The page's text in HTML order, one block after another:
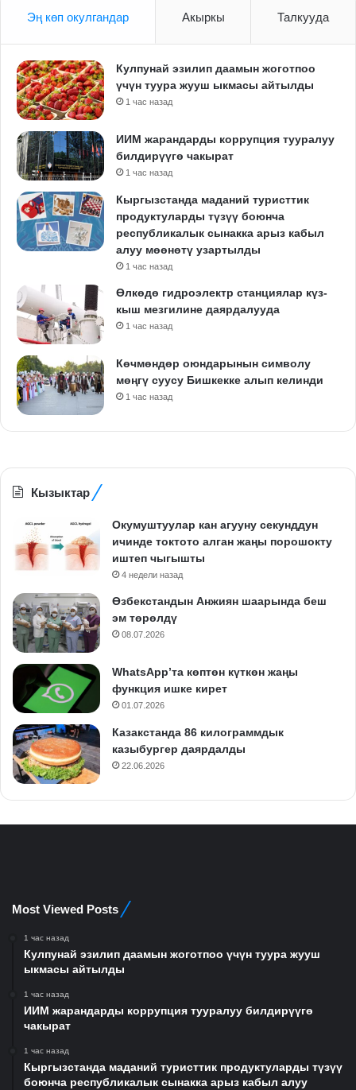
Эң көп окулгандар Акыркы Талкууда
Кулпунай эзилип даамын жоготпоо
үчүн туура жууш ыкмасы айтылды
1 час назад
ИИМ жарандарды коррупция тууралуу
билдирүүгө чакырат
1 час назад
Кыргызстанда маданий туристтик
продуктуларды түзүү боюнча
республикалык сынакка арыз кабыл
алуу мөөнөтү узартылды
1 час назад
Өлкөдө гидроэлектр станциялар күз-
кыш мезгилине даярдалууда
1 час назад
Көчмөндөр оюндарынын символу
мөңгү суусу Бишкекке алып келинди
1 час назад
Кызыктар
Окумуштуулар кан агууну секунддун
ичинде токтото алган жаңы порошокту
иштеп чыгышты
4 недели назад
Өзбекстандын Анжиян шаарында беш
эм төрөлдү
08.07.2026
WhatsApp’та көптөн күткөн жаңы
функция ишке кирет
01.07.2026
Казакстанда 86 килограммдык
казыбургер даярдалды
22.06.2026
Most Viewed Posts
1 час назад
Кулпунай эзилип даамын жоготпоо үчүн туура жууш
ыкмасы айтылды
1 час назад
ИИМ жарандарды коррупция тууралуу билдирүүгө
чакырат
1 час назад
Кыргызстанда маданий туристтик продуктуларды түзүү
боюнча республикалык сынакка арыз кабыл алуу